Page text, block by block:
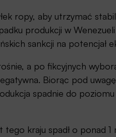
ropy, aby utrzymać
produkcji w
sankcji na potencjał
a po fikcyjnych
Biorąc pod
spadnie do
kraju spadł o ponad 1